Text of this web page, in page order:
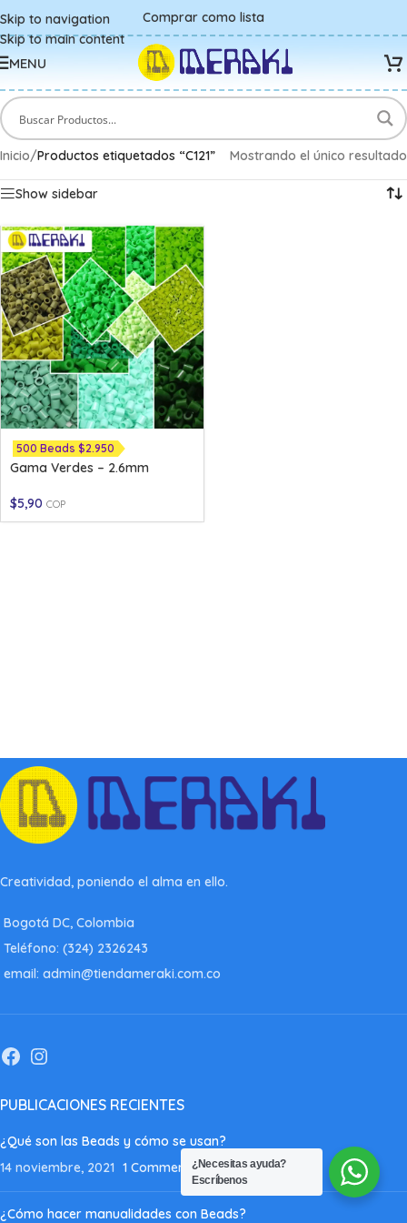
Skip to navigation
Skip to main content
Comprar como lista
MENU
Inicio/Productos etiquetados “C121” Mostrando el único resultado
Show sidebar
500 Beads $2.950
Gama Verdes – 2.6mm
$5,90 COP
Creatividad, poniendo el alma en ello.
Bogotá DC, Colombia
Teléfono: (324) 2326243
email: admin@tiendameraki.com.co
PUBLICACIONES RECIENTES
¿Qué son las Beads y cómo se usan?
14 noviembre, 2021 1 Comment
¿Cómo hacer manualidades con Beads?
¿Necesitas ayuda?
Escríbenos